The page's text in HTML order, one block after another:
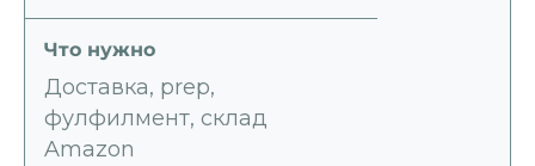
Доставка, prep,
фулфилмент, склад
Amazon